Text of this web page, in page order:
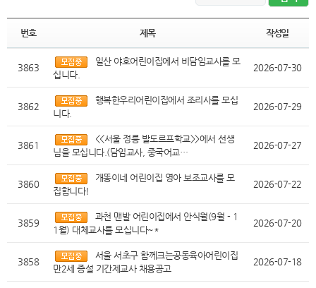
번호 제목 작성일
3863
일산 야호어린이집에서 비담임교사를 모
십니다.
2026-07-30
3862
행복한우리어린이집에서 조리사를 모십
니다.
2026-07-29
3861
<<서울 정릉 발도르프학교>>에서 선생
님을 모십니다.(담임교사, 중국어교…
2026-07-27
3860
개똥이네 어린이집 영아 보조교사를 모
집합니다!
2026-07-22
3859
과천 맨발 어린이집에서 안식월(9월 - 1
1월) 대체교사를 모십니다~*
2026-07-20
3858
서울 서초구 함께크는공동육아어린이집
만2세 증설 기간제교사 채용공고
2026-07-18